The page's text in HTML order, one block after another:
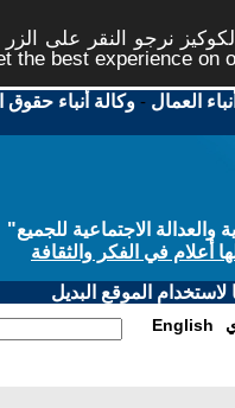
نرجو النقر على
the best experience on
العمال -وكالة أنباء حقوق
الاجتماعية للجميع"
أعلام في الفكر والثقافة
الموقع البديل
English